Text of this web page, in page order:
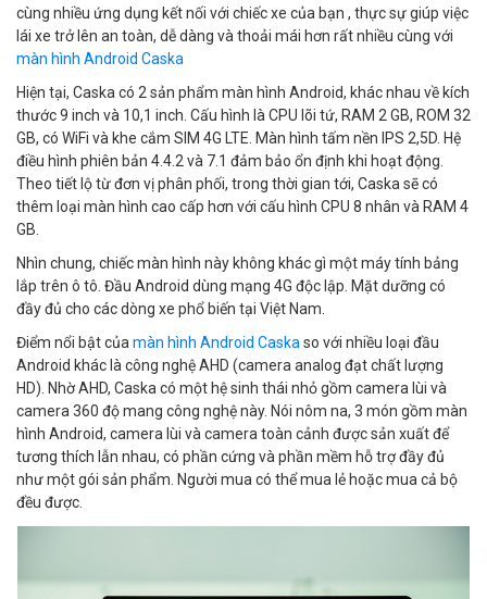
cùng nhiều ứng dụng kết nối với chiếc xe của bạn , thực sự giúp việc
lái xe trở lên an toàn, dễ dàng và thoải mái hơn rất nhiều cùng với
màn hình Android Caska
Hiện tại, Caska có 2 sản phẩm màn hình Android, khác nhau về kích
thước 9 inch và 10,1 inch. Cấu hình là CPU lõi tứ, RAM 2 GB, ROM 32
GB, có WiFi và khe cắm SIM 4G LTE. Màn hình tấm nền IPS 2,5D. Hệ
điều hình phiên bản 4.4.2 và 7.1 đảm bảo ổn định khi hoạt động.
Theo tiết lộ từ đơn vị phân phối, trong thời gian tới, Caska sẽ có
thêm loại màn hình cao cấp hơn với cấu hình CPU 8 nhân và RAM 4
GB.
Nhìn chung, chiếc màn hình này không khác gì một máy tính bảng
lắp trên ô tô. Đầu Android dùng mạng 4G độc lập. Mặt dưỡng có
đầy đủ cho các dòng xe phổ biến tại Việt Nam.
Điểm nổi bật của màn hình Android Caska so với nhiều loại đầu
Android khác là công nghệ AHD (camera analog đạt chất lượng
HD). Nhờ AHD, Caska có một hệ sinh thái nhỏ gồm camera lùi và
camera 360 độ mang công nghệ này. Nói nôm na, 3 món gồm màn
hình Android, camera lùi và camera toàn cảnh được sản xuất để
tương thích lẫn nhau, có phần cứng và phần mềm hỗ trợ đầy đủ
như một gói sản phẩm. Người mua có thể mua lẻ hoặc mua cả bộ
đều được.